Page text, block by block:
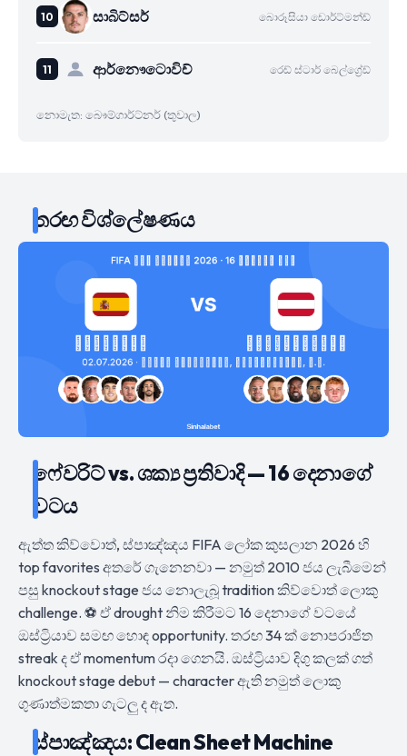
සාබිට්සර් බොරූසියා ඩොර්ට්මන්ඩ්
ආර්නෞටොවිච් රෙඩ් ස්ටාර් බෙල්ග්‍රේඩ්
නොමැත: බෞම්ගාර්ට්නර් (තුවාල)
තරඟ විශ්ලේෂණය
ෆේවරිට් vs. ශක්‍ය ප්‍රතිවාදි — 16 දෙනාගේ
වටය
ඇත්ත කිව්වොත්, ස්පාඤ්ඤය FIFA ලෝක කුසලාන 2026 හි
top favorites අතරේ ගැනෙනවා — නමුත් 2010 ජය ලැබීමෙන්
පසු knockout stage ජය නොලැබූ tradition කිව්වොත් ලොකු
challenge. ⚽ ඒ drought නිම කිරීමට 16 දෙනාගේ වටයේ
ඔස්ට්‍රියාව සමඟ හොඳ opportunity. තරඟ 34 ක් නොපරාජිත
streak ද ඒ momentum රදා ගෙනයි. ඔස්ට්‍රියාව දිගු කලක් ගත්
knockout stage debut — character ඇති නමුත් ලොකු
ගුණාත්මකතා ගැටලු ද ඇත.
ස්පාඤ්ඤය: Clean Sheet Machine